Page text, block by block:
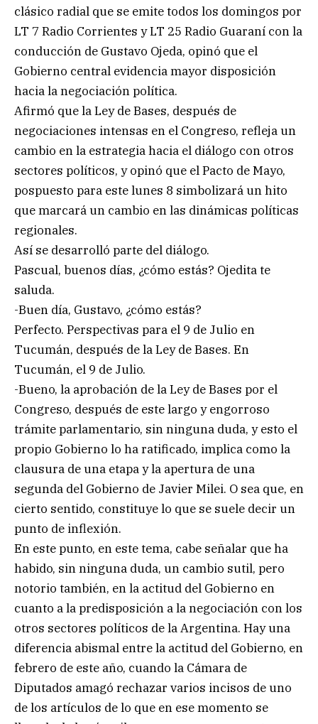
clásico radial que se emite todos los domingos por
LT 7 Radio Corrientes y LT 25 Radio Guaraní con la
conducción de Gustavo Ojeda, opinó que el
Gobierno central evidencia mayor disposición
hacia la negociación política.
Afirmó que la Ley de Bases, después de
negociaciones intensas en el Congreso, refleja un
cambio en la estrategia hacia el diálogo con otros
sectores políticos, y opinó que el Pacto de Mayo,
pospuesto para este lunes 8 simbolizará un hito
que marcará un cambio en las dinámicas políticas
regionales.
Así se desarrolló parte del diálogo.
Pascual, buenos días, ¿cómo estás? Ojedita te
saluda.
-Buen día, Gustavo, ¿cómo estás?
Perfecto. Perspectivas para el 9 de Julio en
Tucumán, después de la Ley de Bases. En
Tucumán, el 9 de Julio.
-Bueno, la aprobación de la Ley de Bases por el
Congreso, después de este largo y engorroso
trámite parlamentario, sin ninguna duda, y esto el
propio Gobierno lo ha ratificado, implica como la
clausura de una etapa y la apertura de una
segunda del Gobierno de Javier Milei. O sea que, en
cierto sentido, constituye lo que se suele decir un
punto de inflexión.
En este punto, en este tema, cabe señalar que ha
habido, sin ninguna duda, un cambio sutil, pero
notorio también, en la actitud del Gobierno en
cuanto a la predisposición a la negociación con los
otros sectores políticos de la Argentina. Hay una
diferencia abismal entre la actitud del Gobierno, en
febrero de este año, cuando la Cámara de
Diputados amagó rechazar varios incisos de uno
de los artículos de lo que en ese momento se